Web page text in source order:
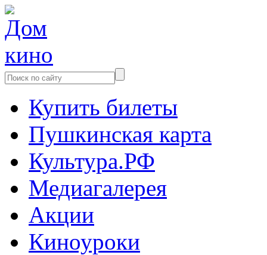
Купить билеты
Пушкинская карта
Культура.РФ
Медиагалерея
Акции
Киноуроки